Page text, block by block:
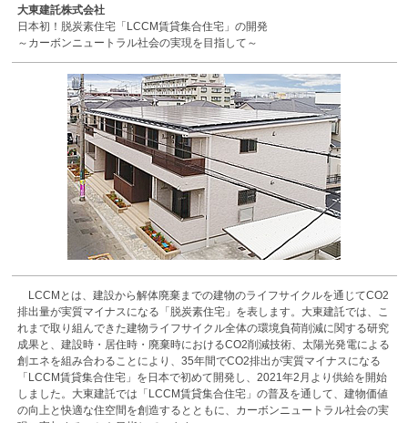
大東建託株式会社
日本初！脱炭素住宅「LCCM賃貸集合住宅」の開発
～カーボンニュートラル社会の実現を目指して～
LCCMとは、建設から解体廃棄までの建物のライフサイクルを通じてCO2
排出量が実質マイナスになる「脱炭素住宅」を表します。大東建託では、こ
れまで取り組んできた建物ライフサイクル全体の環境負荷削減に関する研究
成果と、建設時・居住時・廃棄時におけるCO2削減技術、太陽光発電による
創エネを組み合わることにより、35年間でCO2排出が実質マイナスになる
「LCCM賃貸集合住宅」を日本で初めて開発し、2021年2月より供給を開始
しました。大東建託では「LCCM賃貸集合住宅」の普及を通して、建物価値
の向上と快適な住空間を創造するとともに、カーボンニュートラル社会の実